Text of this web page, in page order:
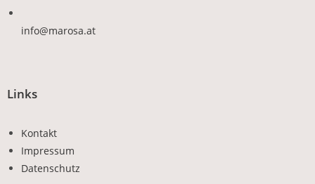
info@marosa.at
Links
Kontakt
Impressum
Datenschutz